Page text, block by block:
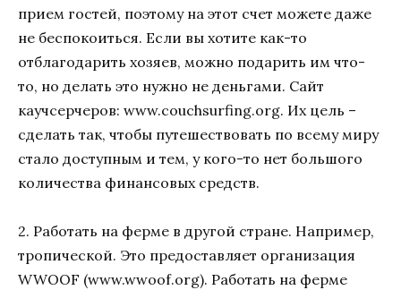
прием гостей, поэтому на этот счет можете даже
не беспокоиться. Если вы хотите как-то
отблагодарить хозяев, можно подарить им что-
то, но делать это нужно не деньгами. Сайт
каучсерчеров: www.couchsurfing.org. Их цель –
сделать так, чтобы путешествовать по всему миру
стало доступным и тем, у кого-то нет большого
количества финансовых средств.
2. Работать на ферме в другой стране. Например,
тропической. Это предоставляет организация
WWOOF (www.wwoof.org). Работать на ферме